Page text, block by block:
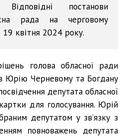
постанови
рада на черговому
19 квітня 2024 року.
голова обласної ради
Юрію Черневому та Богдану
депутата обласної
для голосування. Юрій
депутатом у зв’язку з
повноважень депутата